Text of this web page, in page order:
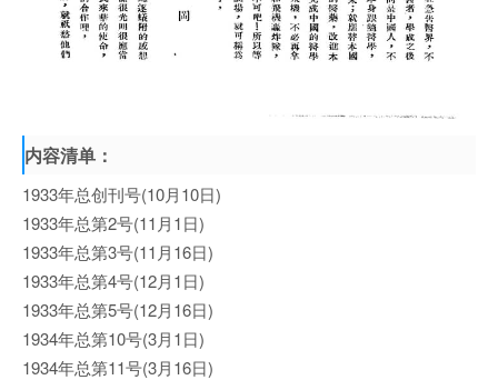
内容清单：
1933年总创刊号(10月10日)
1933年总第2号(11月1日)
1933年总第3号(11月16日)
1933年总第4号(12月1日)
1933年总第5号(12月16日)
1934年总第10号(3月1日)
1934年总第11号(3月16日)